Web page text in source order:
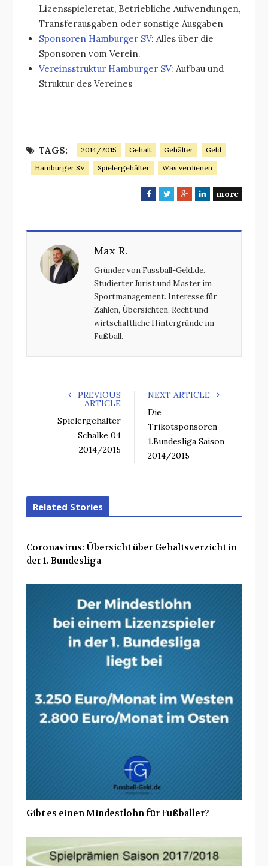
Lizensspieleretat, Betriebliche Aufwendungen,
Transferausgaben oder sonstige Ausgaben
Sponsoren Hamburger SV: Alles über die
Sponsoren vom Verein.
Vereinsstruktur Hamburger SV: Aufbau und
Struktur des Vereines
TAGS: 2014/2015 Gehalt Gehälter
Geld
Hamburger SV
Spielergehälter Was verdienen
F
T
G
L
more
Max R.
Gründer von Fussball-Geld.de.
Studierter Jurist und Master im
Sportmanagement. Interesse für
Zahlen, Übersichten, Recht und
wirtschaftliche Hintergründe im
Fußball.
PREVIOUS
ARTICLE
Spielergehälter
Schalke 04
2014/2015
NEXT ARTICLE
Die
Trikotsponsoren
1.Bundesliga Saison
2014/2015
Related Stories
Coronavirus: Übersicht über Gehaltsverzicht in
der 1. Bundesliga
Gibt es einen Mindestlohn für Fußballer?